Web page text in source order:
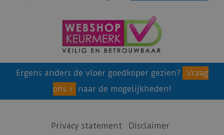
Ergens anders de vloer goedkoper gezien?
Vraag
ons
naar de mogelijkheden!
Privacy statement
Disclaimer